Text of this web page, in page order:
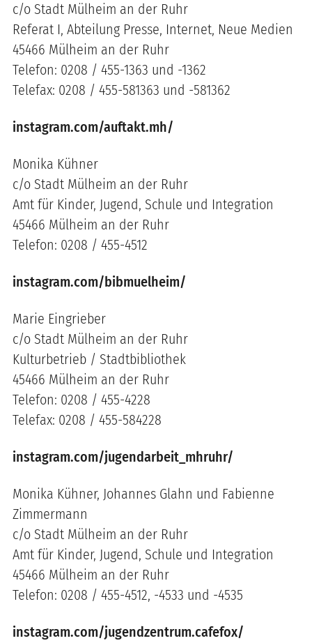
c/o Stadt Mülheim an der Ruhr
Referat I, Abteilung Presse, Internet, Neue Medien
45466 Mülheim an der Ruhr
Telefon: 0208 / 455-1363 und -1362
Telefax: 0208 / 455-581363 und -581362
instagram.com/auftakt.mh/
Monika Kühner
c/o Stadt Mülheim an der Ruhr
Amt für Kinder, Jugend, Schule und Integration
45466 Mülheim an der Ruhr
Telefon: 0208 / 455-4512
instagram.com/bibmuelheim/
Marie Eingrieber
c/o Stadt Mülheim an der Ruhr
Kulturbetrieb / Stadtbibliothek
45466 Mülheim an der Ruhr
Telefon: 0208 / 455-4228
Telefax: 0208 / 455-584228
instagram.com/jugendarbeit_mhruhr/
Monika Kühner, Johannes Glahn und Fabienne
Zimmermann
c/o Stadt Mülheim an der Ruhr
Amt für Kinder, Jugend, Schule und Integration
45466 Mülheim an der Ruhr
Telefon: 0208 / 455-4512, -4533 und -4535
instagram.com/jugendzentrum.cafefox/